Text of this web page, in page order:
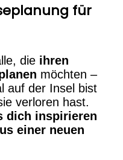
für
die ihren
möchten –
auf der Insel bist
verloren hast.
dich inspirieren
einer neuen